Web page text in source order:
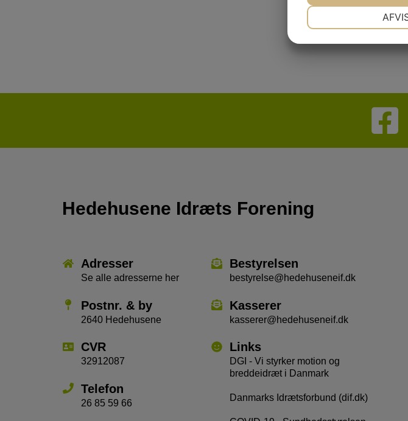
Hedehusene Idræts Forening
Adresser
Se alle adresserne her
Postnr. & by
2640 Hedehusene
CVR
32912087
Telefon
26 85 59 66
Bestyrelsen
bestyrelse@hedehuseneif.dk
Kasserer
kasserer@hedehuseneif.dk
Links
DGI - Vi styrker motion og
breddeidræt i Danmark
Danmarks Idrætsforbund (dif.dk)